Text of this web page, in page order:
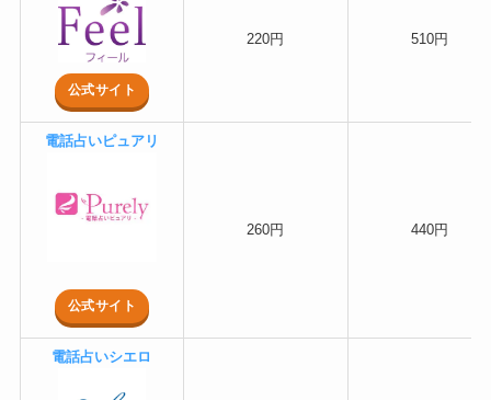
公式サイト
220円 510円
電話占いピュアリ
公式サイト
260円 440円
電話占いシエロ